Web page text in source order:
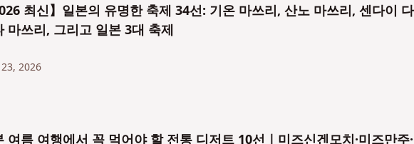
최신】일본의 유명한 축제 34선: 기온 마쓰리, 산노 마쓰리, 센다이
마쓰리, 그리고 일본 3대 축제
2026